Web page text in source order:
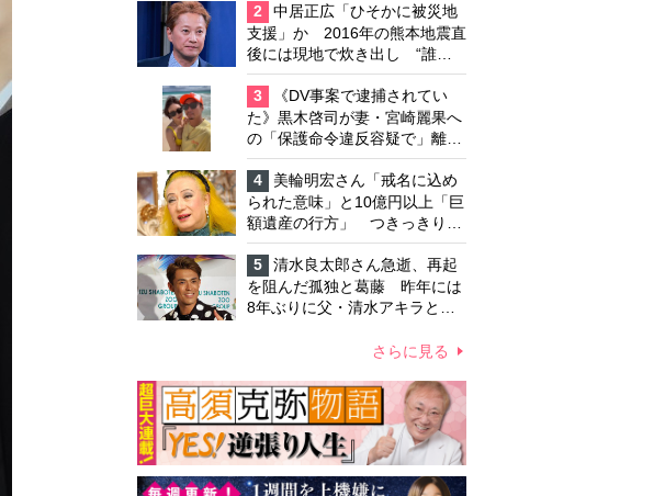
2
中居正広「ひそかに被災地
支援」か 2016年の熊本地震直
後には現地で炊き出し “誰に
も知られなくて良い”と、むし
ろ強まる福祉活動への思い
3
《DV事案で逮捕されてい
た》黒木啓司が妻・宮崎麗果へ
の「保護命令違反容疑で」離婚
協議は「第二ステージ」へ
4
美輪明宏さん「戒名に込め
られた意味」と10億円以上「巨
額遺産の行方」 つきっきりで
私生活をサポートしていた元俳
優が相続か
5
清水良太郎さん急逝、再起
を阻んだ孤独と葛藤 昨年には
8年ぶりに父・清水アキラと共
ていたが…周囲が懸念していた
さらに見る